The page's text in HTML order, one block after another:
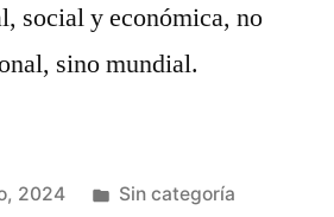
social y económica, no
sino mundial.
2024
Publicada
Sin categoría